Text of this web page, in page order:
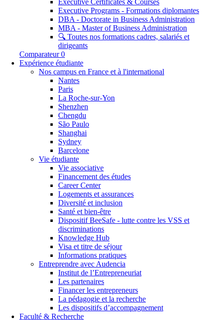
Executive Certificates & Courses
Executive Programs - Formations diplomantes
DBA - Doctorate in Business Administration
MBA - Master of Business Administration
🔍 Toutes nos formations cadres, salariés et
dirigeants
Comparateur 0
Expérience étudiante
Nos campus en France et à l'international
Nantes
Paris
La Roche-sur-Yon
Shenzhen
Chengdu
São Paulo
Shanghai
Sydney
Barcelone
Vie étudiante
Vie associative
Financement des études
Career Center
Logements et assurances
Diversité et inclusion
Santé et bien-être
Dispositif BeeSafe - lutte contre les VSS et
discriminations
Knowledge Hub
Visa et titre de séjour
Informations pratiques
Entreprendre avec Audencia
Institut de l’Entrepreneuriat
Les partenaires
Financer les entrepreneurs
La pédagogie et la recherche
Les dispositifs d’accompagnement
Faculté & Recherche